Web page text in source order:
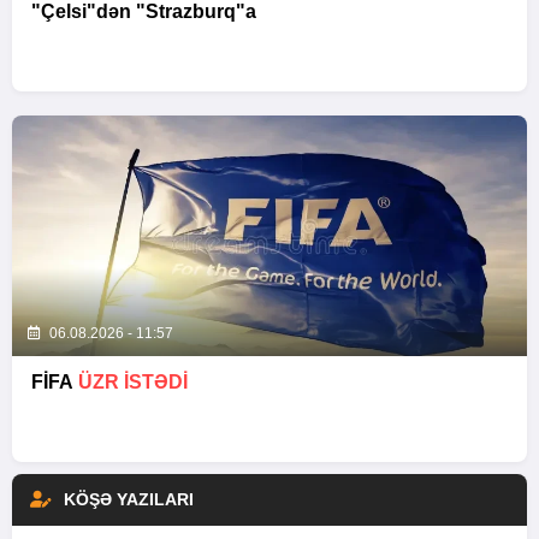
"Çelsi"dən "Strazburq"a
06.08.2026 - 11:57
FİFA ÜZR İSTƏDİ
KÖŞƏ YAZILARI